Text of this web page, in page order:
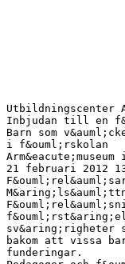
Utbildningscenter
Inbjudan till en
Barn som
i f&ouml;rskolan
21 februari 2012
sv&aring;righeter
bakom att vissa
funderingar.